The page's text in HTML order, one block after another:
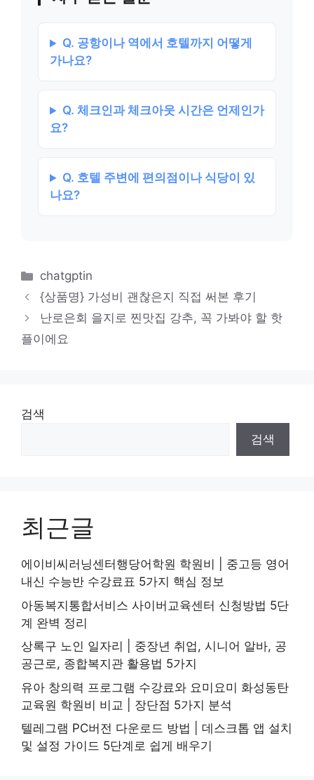
Q. 공항이나 역에서 호텔까지 어떻게
가나요?
Q. 체크인과 체크아웃 시간은 언제인가
요?
Q. 호텔 주변에 편의점이나 식당이 있
나요?
카
테
리
chatgptin
{상품명} 가성비 괜찮은지 직접 써본 후기
난로은회 을지로 찐맛집 강추, 꼭 가봐야 할 핫
플이에요
검색
검색
최근글
에이비씨러닝센터행당어학원 학원비 | 중고등 영어
내신 수능반 수강료표 5가지 핵심 정보
아동복지통합서비스 사이버교육센터 신청방법 5단
계 완벽 정리
상록구 노인 일자리 | 중장년 취업, 시니어 알바, 공
공근로, 종합복지관 활용법 5가지
유아 창의력 프로그램 수강료와 요미요미 화성동탄
교육원 학원비 비교 | 장단점 5가지 분석
텔레그램 PC버전 다운로드 방법 | 데스크톱 앱 설치
및 설정 가이드 5단계로 쉽게 배우기